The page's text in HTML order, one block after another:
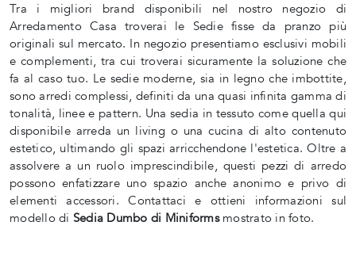
Tra i migliori brand disponibili nel nostro negozio di
Arredamento Casa troverai le Sedie fisse da pranzo più
originali sul mercato. In negozio presentiamo esclusivi mobili
e complementi, tra cui troverai sicuramente la soluzione che
fa al caso tuo. Le sedie moderne, sia in legno che imbottite,
sono arredi complessi, definiti da una quasi infinita gamma di
tonalità, linee e pattern. Una sedia in tessuto come quella qui
disponibile arreda un living o una cucina di alto contenuto
estetico, ultimando gli spazi arricchendone l'estetica. Oltre a
assolvere a un ruolo imprescindibile, questi pezzi di arredo
possono enfatizzare uno spazio anche anonimo e privo di
elementi accessori. Contattaci e ottieni informazioni sul
modello di Sedia Dumbo di Miniformsmostrato in foto.